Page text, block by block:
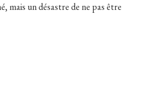
mais un désastre de ne pas être